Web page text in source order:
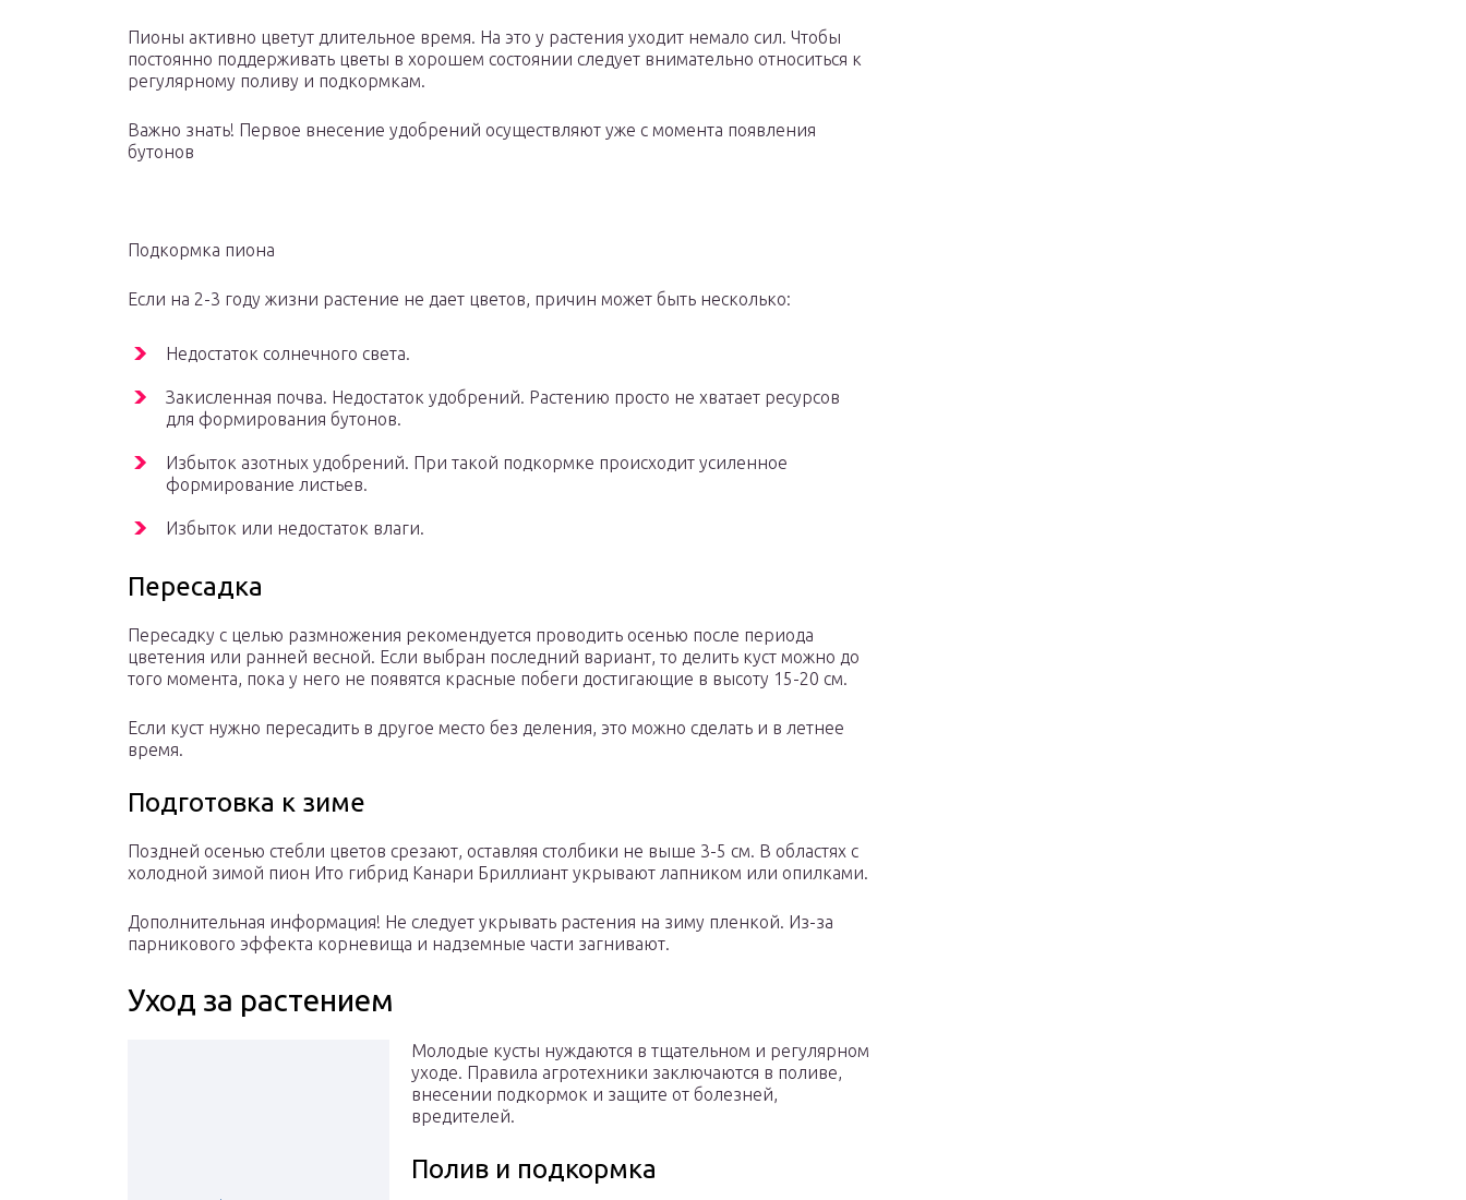
Пионы активно цветут длительное время. На это у растения уходит немало сил. Чтобы
постоянно поддерживать цветы в хорошем состоянии следует внимательно относиться к
регулярному поливу и подкормкам.
Важно знать! Первое внесение удобрений осуществляют уже с момента появления
бутонов
Подкормка пиона
Если на 2-3 году жизни растение не дает цветов, причин может быть несколько:
Недостаток солнечного света.
Закисленная почва. Недостаток удобрений. Растению просто не хватает ресурсов
для формирования бутонов.
Избыток азотных удобрений. При такой подкормке происходит усиленное
формирование листьев.
Избыток или недостаток влаги.
Пересадка
Пересадку с целью размножения рекомендуется проводить осенью после периода
цветения или ранней весной. Если выбран последний вариант, то делить куст можно до
того момента, пока у него не появятся красные побеги достигающие в высоту 15-20 см.
Если куст нужно пересадить в другое место без деления, это можно сделать и в летнее
время.
Подготовка к зиме
Поздней осенью стебли цветов срезают, оставляя столбики не выше 3-5 см. В областях с
холодной зимой пион Ито гибрид Канари Бриллиант укрывают лапником или опилками.
Дополнительная информация! Не следует укрывать растения на зиму пленкой. Из-за
парникового эффекта корневища и надземные части загнивают.
Уход за растением
Молодые кусты нуждаются в тщательном и регулярном
уходе. Правила агротехники заключаются в поливе,
внесении подкормок и защите от болезней,
вредителей.
Полив и подкормка